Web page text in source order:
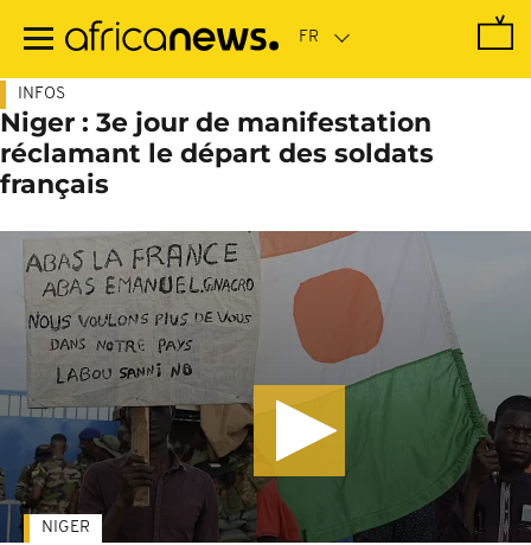
contenu
INFOS
Niger : 3e jour de manifestation
réclamant le départ des soldats
français
NIGER